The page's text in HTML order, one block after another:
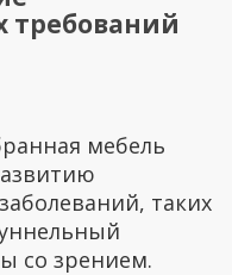
требований
мебель
таких
со зрением.